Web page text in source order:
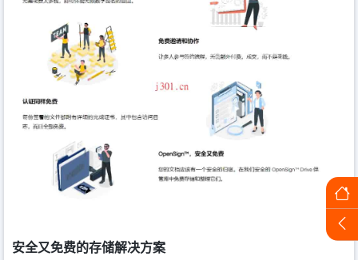
安全又免费的存储解决方案